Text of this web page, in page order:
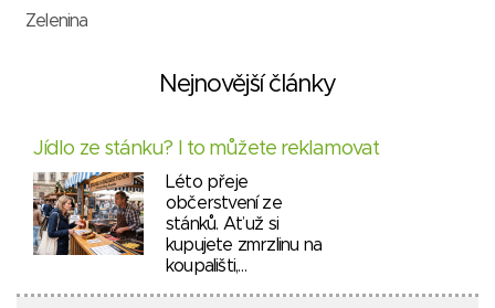
Zelenina
Nejnovější články
Jídlo ze stánku? I to můžete reklamovat
Léto přeje
občerstvení ze
stánků. Ať už si
kupujete zmrzlinu na
koupališti,…